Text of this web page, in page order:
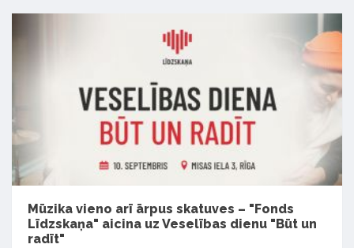
Mūzika vieno arī ārpus skatuves – "Fonds
Līdzskaņa" aicina uz Veselības dienu "Būt un
radīt"